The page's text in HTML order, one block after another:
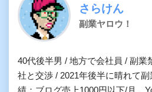
さらけん
副業ヤロウ！
40代後半男 / 地方で会社員 / 副業
社と交渉 / 2021年後半に晴れて
績：ブログ売上1000円以下/月、